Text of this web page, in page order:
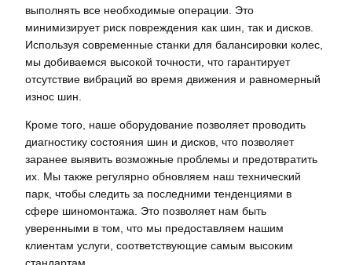
выполнять все необходимые операции. Это
минимизирует риск повреждения как шин, так и дисков.
Используя современные станки для балансировки колес,
мы добиваемся высокой точности, что гарантирует
отсутствие вибраций во время движения и равномерный
износ шин.
Кроме того, наше оборудование позволяет проводить
диагностику состояния шин и дисков, что позволяет
заранее выявить возможные проблемы и предотвратить
их. Мы также регулярно обновляем наш технический
парк, чтобы следить за последними тенденциями в
сфере шиномонтажа. Это позволяет нам быть
уверенными в том, что мы предоставляем нашим
клиентам услуги, соответствующие самым высоким